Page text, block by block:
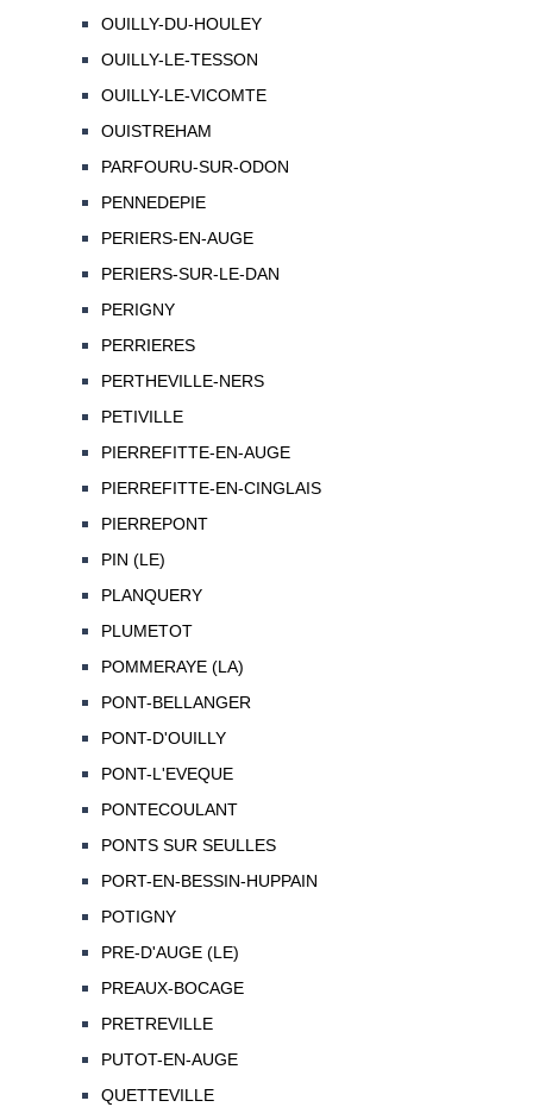
OUILLY-DU-HOULEY
OUILLY-LE-TESSON
OUILLY-LE-VICOMTE
OUISTREHAM
PARFOURU-SUR-ODON
PENNEDEPIE
PERIERS-EN-AUGE
PERIERS-SUR-LE-DAN
PERIGNY
PERRIERES
PERTHEVILLE-NERS
PETIVILLE
PIERREFITTE-EN-AUGE
PIERREFITTE-EN-CINGLAIS
PIERREPONT
PIN (LE)
PLANQUERY
PLUMETOT
POMMERAYE (LA)
PONT-BELLANGER
PONT-D'OUILLY
PONT-L'EVEQUE
PONTECOULANT
PONTS SUR SEULLES
PORT-EN-BESSIN-HUPPAIN
POTIGNY
PRE-D'AUGE (LE)
PREAUX-BOCAGE
PRETREVILLE
PUTOT-EN-AUGE
QUETTEVILLE